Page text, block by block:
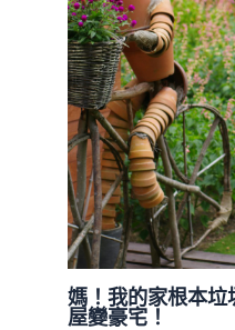
媽！我的家根本
屋變豪宅！